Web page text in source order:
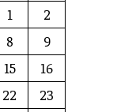
1
2
8
9
15
16
22
23